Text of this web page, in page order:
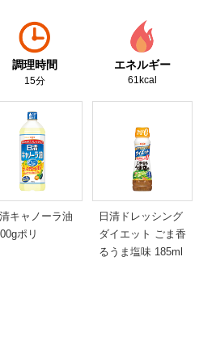
調理時間
15分
エネルギー
61kcal
キャノーラ油
ポリ
日清ドレッシング
ダイエット ごま香
るうま塩味 185ml